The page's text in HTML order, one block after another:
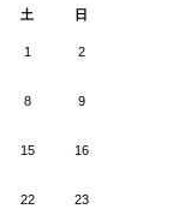
土 日
1 2
8 9
15 16
22 23